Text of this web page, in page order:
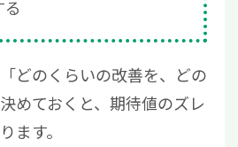
どのくらいの改善を、どの
めておくと、期待値のズレ
ます。